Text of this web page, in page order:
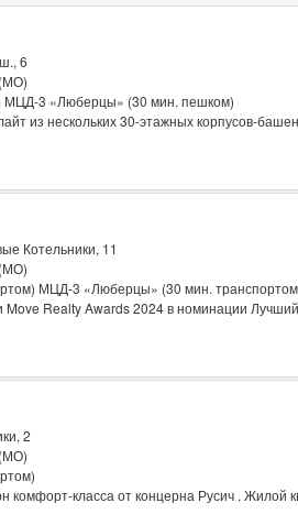
6
(МО)
МЦД-3 «Люберцы» (30 мин. пешком)
из нескольких 30-этажных корпусов-
Котельники, 11
(МО)
МЦД-3 «Люберцы» (30 мин.
Move Realty Awards 2024 в номинации
2
(МО)
класса от концерна Русич . Жилой